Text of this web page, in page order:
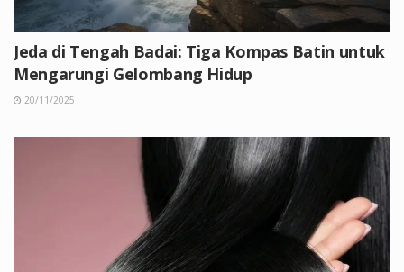
Jeda di Tengah Badai: Tiga Kompas Batin untuk
Mengarungi Gelombang Hidup
20/11/2025